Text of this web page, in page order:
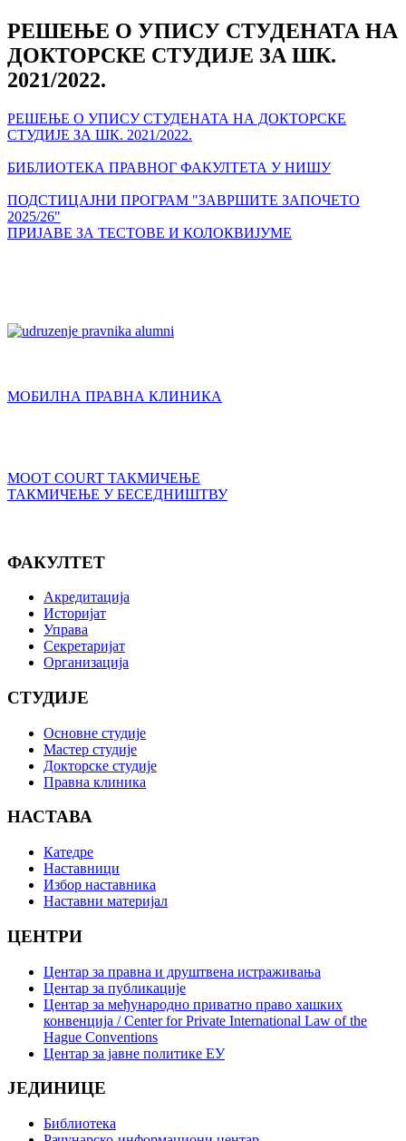
РЕШЕЊЕ О УПИСУ СТУДЕНАТА НА
ДОКТОРСКЕ СТУДИЈЕ ЗА ШК.
2021/2022.
РЕШЕЊЕ О УПИСУ СТУДЕНАТА НА ДОКТОРСКЕ
СТУДИЈЕ ЗА ШК. 2021/2022.
БИБЛИОТЕКА ПРАВНОГ ФАКУЛТЕТА У НИШУ
ПОДСТИЦАЈНИ ПРОГРАМ "ЗАВРШИТЕ ЗАПОЧЕТО
2025/26"
ПРИЈАВЕ ЗА ТЕСТОВЕ И КОЛОКВИЈУМЕ
МОБИЛНА ПРАВНА КЛИНИКА
MOOT COURT ТАКМИЧЕЊЕ
ТАКМИЧЕЊЕ У БЕСЕДНИШТВУ
ФАКУЛТЕТ
Акредитација
Историјат
Управа
Секретаријат
Организација
СТУДИЈЕ
Основне студије
Мастер студије
Докторске студије
Правна клиника
НАСТАВА
Катедре
Наставници
Избор наставника
Наставни материјал
ЦЕНТРИ
Центар за правна и друштвена истраживања
Центар за публикације
Центар за међународно приватно право хашких
конвенција / Center for Private International Law of the
Hague Conventions
Центар за јавне политике ЕУ
ЈЕДИНИЦЕ
Библиотека